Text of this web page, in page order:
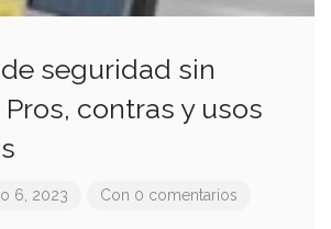
seguridad sin
contras y usos
6, 2023 Con 0 comentarios